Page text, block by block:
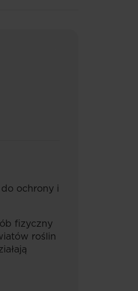
ochrony i
fizyczny
roślin